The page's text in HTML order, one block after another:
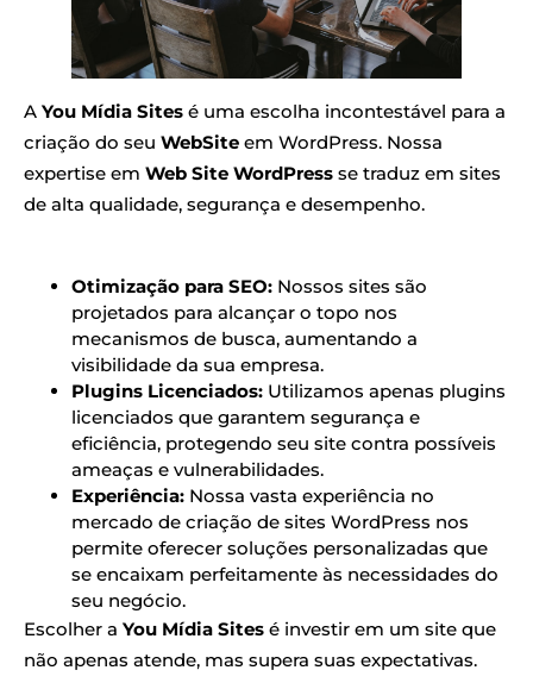
A You Mídia Sites é uma escolha incontestável para a
criação do seu WebSite em WordPress. Nossa
expertise em Web Site WordPress se traduz em sites
de alta qualidade, segurança e desempenho.
Otimização para SEO: Nossos sites são
projetados para alcançar o topo nos
mecanismos de busca, aumentando a
visibilidade da sua empresa.
Plugins Licenciados: Utilizamos apenas plugins
licenciados que garantem segurança e
eficiência, protegendo seu site contra possíveis
ameaças e vulnerabilidades.
Experiência: Nossa vasta experiência no
mercado de criação de sites WordPress nos
permite oferecer soluções personalizadas que
se encaixam perfeitamente às necessidades do
seu negócio.
Escolher a You Mídia Sites é investir em um site que
não apenas atende, mas supera suas expectativas.